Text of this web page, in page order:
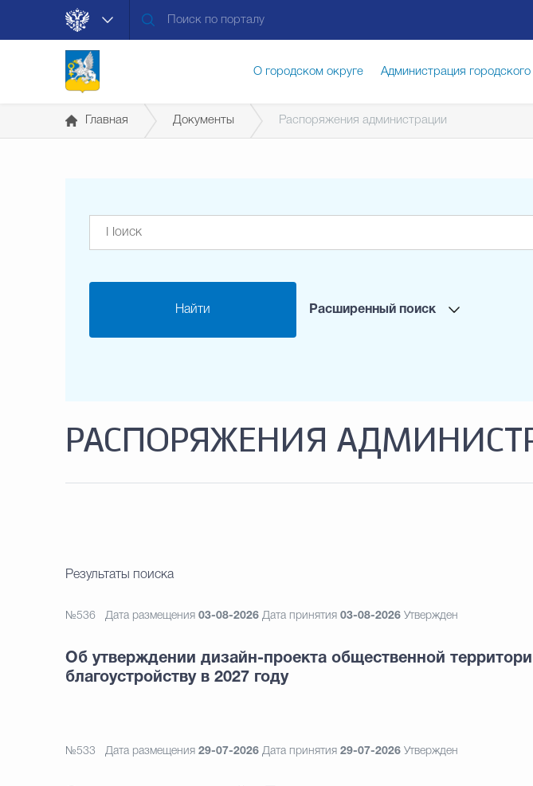
О городском округе Администрация городского
Главная Документы Распоряжения администрации
Найти Расширенный поиск
РАСПОРЯЖЕНИЯ
Результаты поиска
№536 Дата размещения 03-08-2026 Дата принятия 03-08-2026 Утвержден
Об утверждении дизайн-проекта общественной
благоустройству в 2027 году
№533 Дата размещения 29-07-2026 Дата принятия 29-07-2026 Утвержден